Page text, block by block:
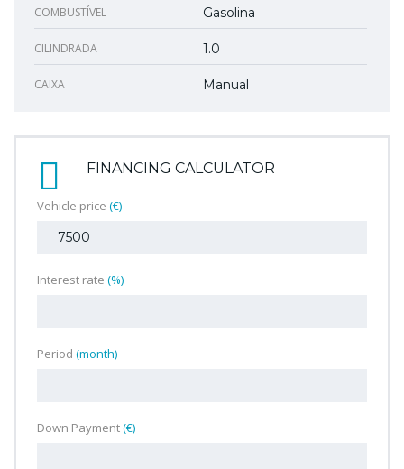
COMBUSTÍVEL Gasolina
CILINDRADA 1.0
CAIXA Manual
FINANCING CALCULATOR
Vehicle price (€)
Interest rate (%)
Period (month)
Down Payment(€)